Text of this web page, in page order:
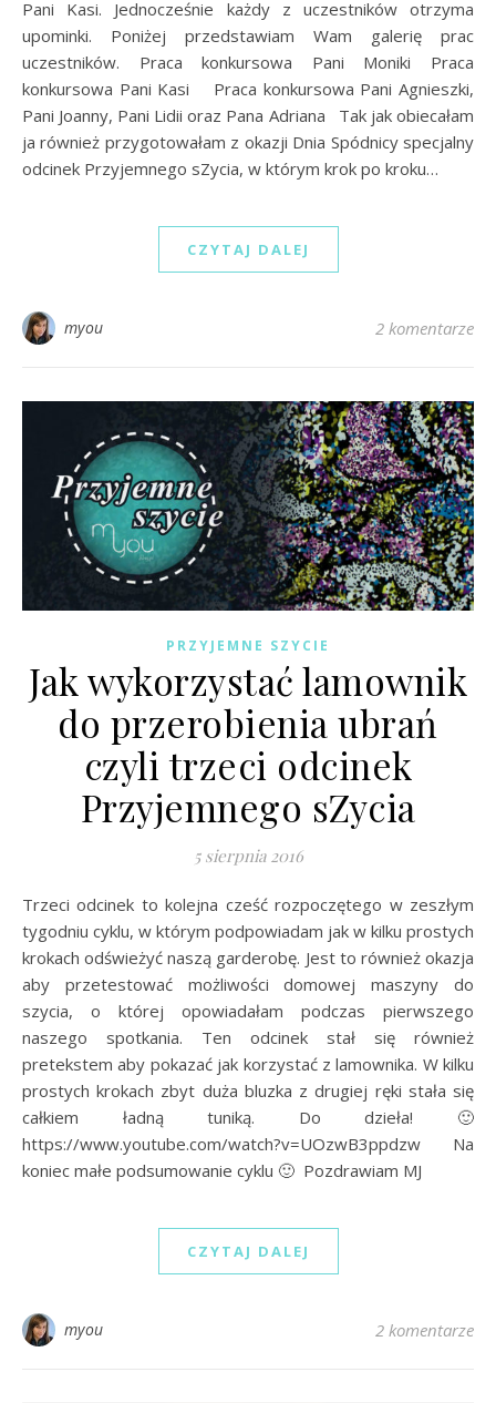
Pani Kasi. Jednocześnie każdy z uczestników otrzyma
upominki. Poniżej przedstawiam Wam galerię prac
uczestników. Praca konkursowa Pani Moniki Praca
konkursowa Pani Kasi Praca konkursowa Pani Agnieszki,
Pani Joanny, Pani Lidii oraz Pana Adriana Tak jak obiecałam
ja również przygotowałam z okazji Dnia Spódnicy specjalny
odcinek Przyjemnego sZycia, w którym krok po kroku…
CZYTAJ DALEJ
myou 2 komentarze
PRZYJEMNE SZYCIE
Jak wykorzystać lamownik
do przerobienia ubrań
czyli trzeci odcinek
Przyjemnego sZycia
5 sierpnia 2016
Trzeci odcinek to kolejna cześć rozpoczętego w zeszłym
tygodniu cyklu, w którym podpowiadam jak w kilku prostych
krokach odświeżyć naszą garderobę. Jest to również okazja
aby przetestować możliwości domowej maszyny do
szycia, o której opowiadałam podczas pierwszego
naszego spotkania. Ten odcinek stał się również
pretekstem aby pokazać jak korzystać z lamownika. W kilku
prostych krokach zbyt duża bluzka z drugiej ręki stała się
całkiem ładną tuniką. Do dzieła! 🙂
https://www.youtube.com/watch?v=UOzwB3ppdzw Na
koniec małe podsumowanie cyklu 🙂 Pozdrawiam MJ
CZYTAJ DALEJ
myou 2 komentarze